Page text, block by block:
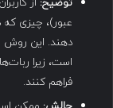
توضیح: از
عبور)، چیزی که
است، زیرا
فراهم کنند.